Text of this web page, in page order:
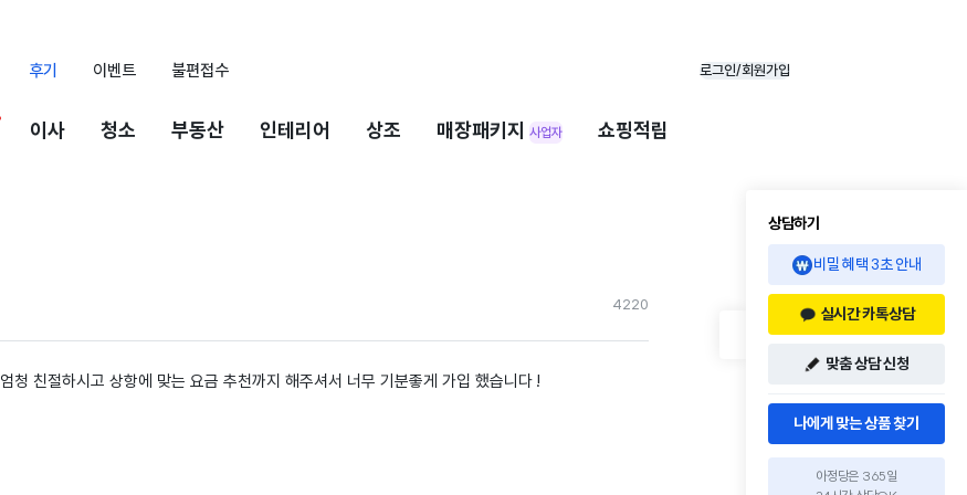
후기 이벤트 불편접수 로그인/회원가입
이사 청소 부동산 인테리어 상조 매장패키지 사업자 쇼핑적립
4220
청 친절하시고 상항에 맞는 요금 추천까지 해주셔서 너무 기분좋게 가입 했습니다 !
상담하기
비밀 혜택 3초 안내
실시간 카톡상담
맞춤 상담 신청
나에게 맞는 상품 찾기
아정당은 365일